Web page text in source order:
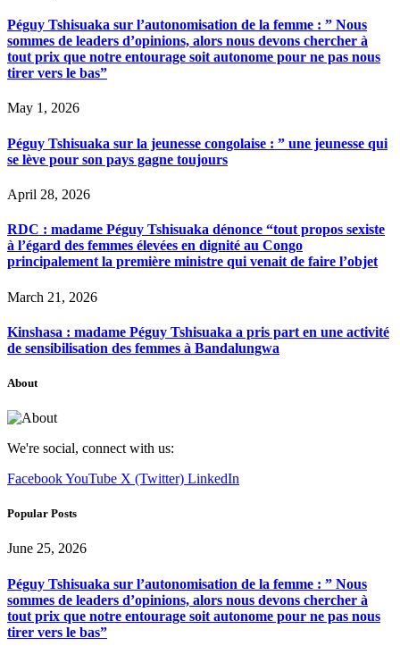
Péguy Tshisuaka sur l’autonomisation de la femme : ” Nous
sommes de leaders d’opinions, alors nous devons chercher à
tout prix que notre entourage soit autonome pour ne pas nous
tirer vers le bas”
May 1, 2026
Péguy Tshisuaka sur la jeunesse congolaise : ” une jeunesse qui
se lève pour son pays gagne toujours
April 28, 2026
RDC : madame Péguy Tshisuaka dénonce “tout propos sexiste
à l’égard des femmes élevées en dignité au Congo
principalement la première ministre qui venait de faire l’objet
March 21, 2026
Kinshasa : madame Péguy Tshisuaka a pris part en une activité
de sensibilisation des femmes à Bandalungwa
About
We're social, connect with us:
FacebookYouTube X (Twitter) LinkedIn
Popular Posts
June 25, 2026
Péguy Tshisuaka sur l’autonomisation de la femme : ” Nous
sommes de leaders d’opinions, alors nous devons chercher à
tout prix que notre entourage soit autonome pour ne pas nous
tirer vers le bas”